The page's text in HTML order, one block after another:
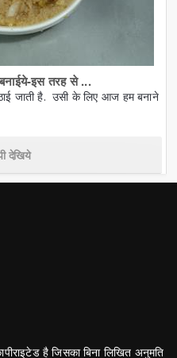
बनाईये-इस तरह से ...
जाती है. उसी के लिए आज हम बनाने
देखिये
है जिसका बिना लिखित अनुमति